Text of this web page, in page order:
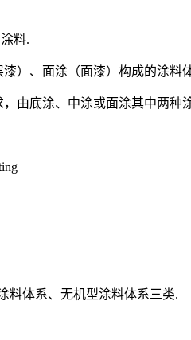
料.
漆）、面涂（面漆）构成的涂料
由底涂、中涂或面涂其中两种
料体系、无机型涂料体系三类.